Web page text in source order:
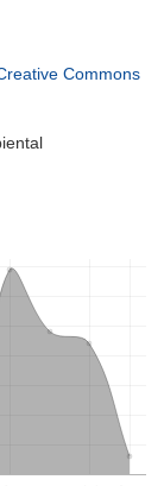
Commons